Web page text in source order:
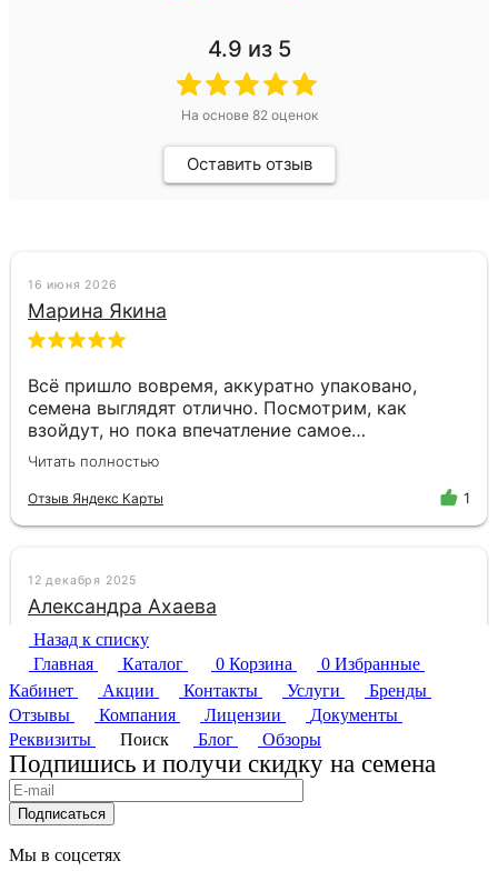
Назад к списку
Главная
Каталог 0 Корзина 0 Избранные
Кабинет
Акции Контакты Услуги
Бренды
Отзывы
Компания Лицензии
Документы
Реквизиты
Поиск Блог Обзоры
Подпишись и получи скидку на семена
Подписаться
Мы в соцсетях